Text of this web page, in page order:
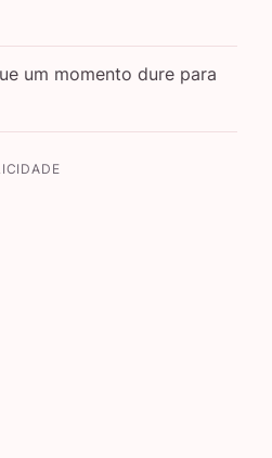
um momento dure para